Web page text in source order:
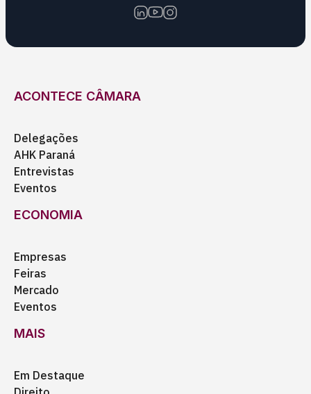
ACONTECE CÂMARA
Delegações
AHK Paraná
Entrevistas
Eventos
ECONOMIA
Empresas
Feiras
Mercado
Eventos
MAIS
Em Destaque